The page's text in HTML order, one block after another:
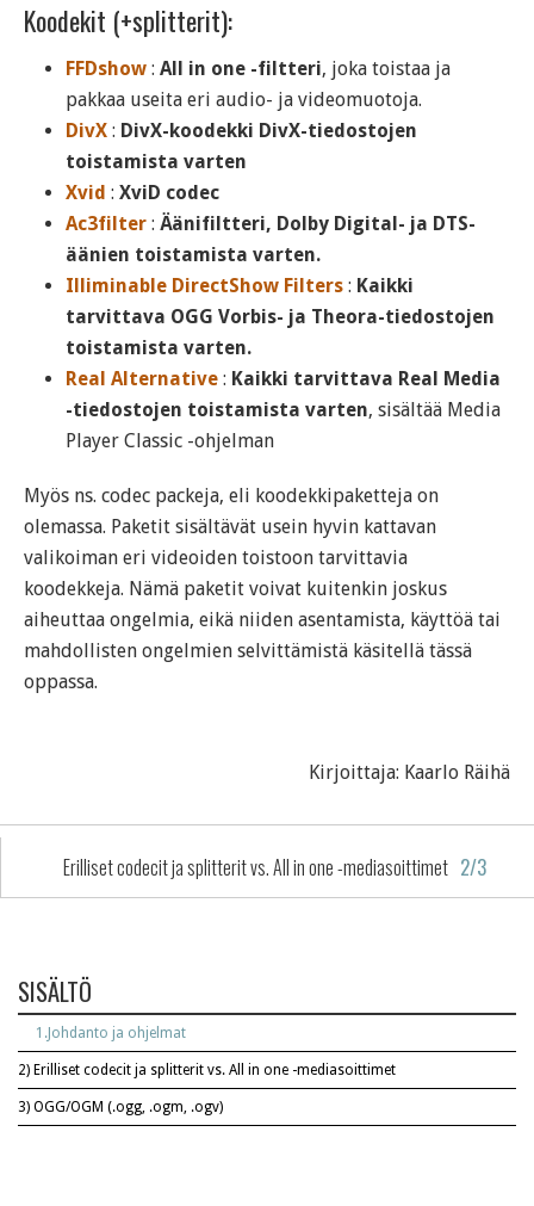
Koodekit (+splitterit):
FFDshow : All in one -filtteri, joka toistaa ja
pakkaa useita eri audio- ja videomuotoja.
DivX : DivX-koodekki DivX-tiedostojen
toistamista varten
Xvid : XviD codec
Ac3filter : Äänifiltteri, Dolby Digital- ja DTS-
äänien toistamista varten.
Illiminable DirectShow Filters : Kaikki
tarvittava OGG Vorbis- ja Theora-tiedostojen
toistamista varten.
Real Alternative : Kaikki tarvittava Real Media
-tiedostojen toistamista varten, sisältää Media
Player Classic -ohjelman
Myös ns. codec packeja, eli koodekkipaketteja on
olemassa. Paketit sisältävät usein hyvin kattavan
valikoiman eri videoiden toistoon tarvittavia
koodekkeja. Nämä paketit voivat kuitenkin joskus
aiheuttaa ongelmia, eikä niiden asentamista, käyttöä tai
mahdollisten ongelmien selvittämistä käsitellä tässä
oppassa.
Kirjoittaja: Kaarlo Räihä
2/3
Erilliset codecit ja splitterit vs. All in one -mediasoittimet
SISÄLTÖ
1. Johdanto ja ohjelmat
2) Erilliset codecit ja splitterit vs. All in one -mediasoittimet
3) OGG/OGM (.ogg, .ogm, .ogv)